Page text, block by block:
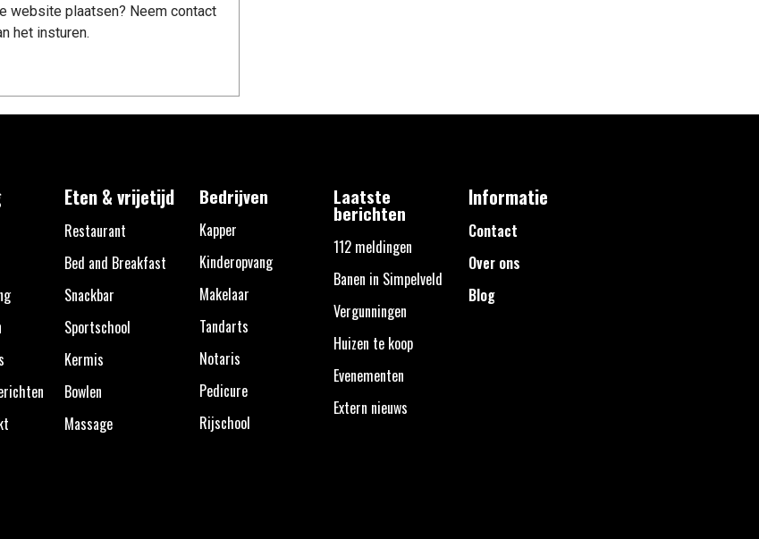
website plaatsen? Neem contact
het insturen.
Eten & vrijetijd
Restaurant
Bed and Breakfast
Snackbar
Sportschool
Kermis
Bowlen
Massage
Bedrijven
Kapper
Kinderopvang
Makelaar
Tandarts
Notaris
Pedicure
Rijschool
Laatste
berichten
112 meldingen
Banen in Simpelveld
Vergunningen
Huizen te koop
Evenementen
Extern nieuws
Informatie
Contact
Over ons
Blog